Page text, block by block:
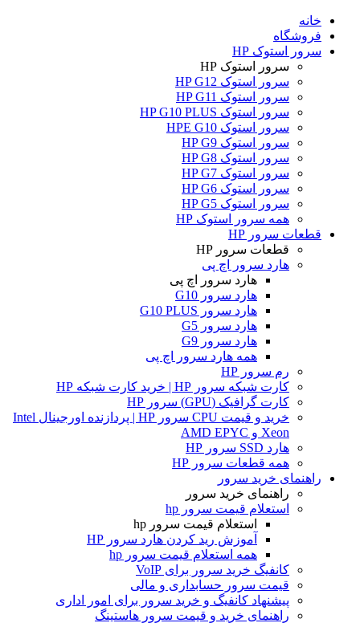
خانه
فروشگاه
سرور استوک HP
سرور استوک HP
سرور استوک HP G12
سرور استوک HP G11
سرور استوک HP G10 PLUS
سرور استوک HPE G10
سرور استوک HP G9
سرور استوک HP G8
سرور استوک HP G7
سرور استوک HP G6
سرور استوک HP G5
همه سرور استوک HP
قطعات سرور HP
قطعات سرور HP
هارد سرور اچ پی
هارد سرور اچ پی
هارد سرور G10
هارد سرور G10 PLUS
هارد سرور G5
هارد سرور G9
همه هارد سرور اچ پی
رم سرور HP
کارت شبکه سرور HP | خرید کارت شبکه HP
کارت گرافیک (GPU) سرور HP
خرید و قیمت CPU سرور HP | پردازنده اورجینال Intel
Xeon و AMD EPYC
هارد SSD سرور HP
همه قطعات سرور HP
راهنمای خرید سرور
راهنمای خرید سرور
استعلام قیمت سرور hp
استعلام قیمت سرور hp
آموزش ريد كردن هارد سرور HP
همه استعلام قیمت سرور hp
کانفیگ خرید سرور برای VoIP
قیمت سرور حسابداری و مالی
پیشنهاد کانفیگ و خرید سرور برای امور اداری
راهنمای خرید و قیمت سرور هاستینگ